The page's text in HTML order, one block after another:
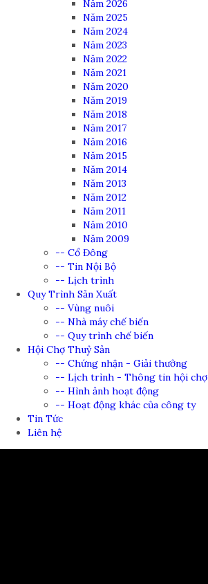
Năm 2026
Năm 2025
Năm 2024
Năm 2023
Năm 2022
Năm 2021
Năm 2020
Năm 2019
Năm 2018
Năm 2017
Năm 2016
Năm 2015
Năm 2014
Năm 2013
Năm 2012
Năm 2011
Năm 2010
Năm 2009
-- Cổ Đông
-- Tin Nội Bộ
-- Lịch trình
Quy Trình Sản Xuất
-- Vùng nuôi
-- Nhà máy chế biến
-- Quy trình chế biến
Hội Chợ Thuỷ Sản
-- Chứng nhận - Giải thưởng
-- Lịch trình - Thông tin hội chợ
-- Hình ảnh hoạt động
-- Hoạt động khác của công ty
Tin Tức
Liên hệ